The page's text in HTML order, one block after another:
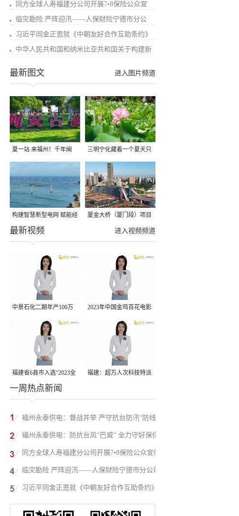
同方全球人寿福建分公司开展7•8保险公众宣
临灾勘险 严阵迎汛——人保财险宁德市分公
习近平同金正恩就《中朝友好合作互助条约》
中华人民共和国和纳米比亚共和国关于构建新
进入图片频道
最新图文
夏一站 来福州！千年闽
安，品读诗画闽江，邂逅
魅力海滨
三明宁化藏着一个夏天只
有18℃的地方
构建智慧新型电网 赋能经
济高质量发展
厦金大桥（厦门段）项目
观音山互通主线桥拱肋合
进入视频频道
最新视频
中景石化二期年产100万
吨丙烷脱氢项目建成中交
2023年中国金鸡百花电影
节有福电影巡展31日启动
福建省6县市入选“2023全
国县域发展潜力百强县”
福建：超万人次科技特派
一周热点新闻
福州永泰供电：督战并举 严守抗台防汛“防线”
福州永泰供电：防抗台风“巴威” 全力守好保供
安全防线
同方全球人寿福建分公司开展7•8保险公众宣传
日系列活动
临灾勘险 严阵迎汛——人保财险宁德市分公司
全面开展台风“巴威”临灾风险排查工作
习近平同金正恩就《中朝友好合作互助条约》
签订65周年互致贺电